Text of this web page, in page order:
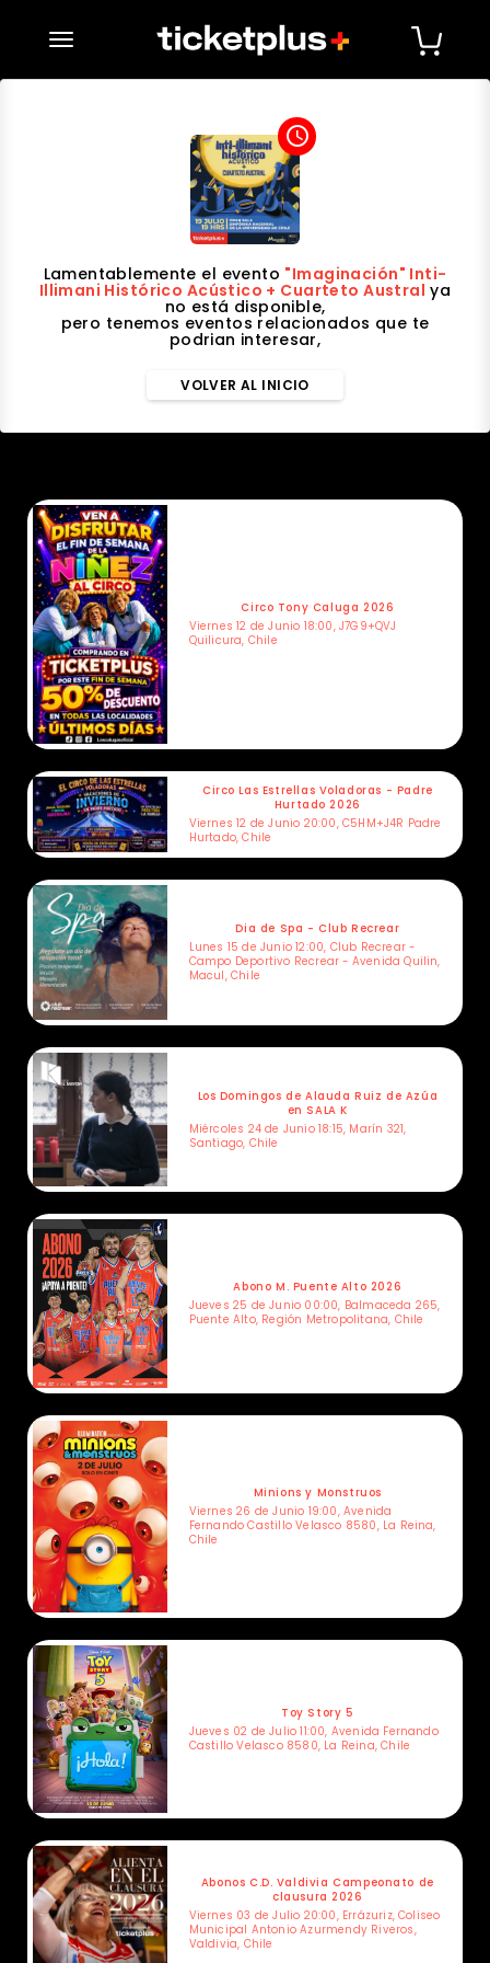
desplegar navegación
access_time
Lamentablemente el evento "Imaginación" Inti-
Illimani Histórico Acústico + Cuarteto Austral ya
no está disponible,
pero tenemos eventos relacionados que te
podrian interesar,
VOLVER AL INICIO
Circo Tony Caluga 2026
Viernes 12 de Junio 18:00, J7G9+QVJ
Quilicura, Chile
Circo Las Estrellas Voladoras - Padre
Hurtado 2026
Viernes 12 de Junio 20:00, C5HM+J4R Padre
Hurtado, Chile
Dia de Spa - Club Recrear
Lunes 15 de Junio 12:00, Club Recrear -
Campo Deportivo Recrear - Avenida Quilin,
Macul, Chile
Los Domingos de Alauda Ruiz de Azúa
en SALA K
Miércoles 24 de Junio 18:15, Marín 321,
Santiago, Chile
Abono M. Puente Alto 2026
Jueves 25 de Junio 00:00, Balmaceda 265,
Puente Alto, Región Metropolitana, Chile
Minions y Monstruos
Viernes 26 de Junio 19:00, Avenida
Fernando Castillo Velasco 8580, La Reina,
Chile
Toy Story 5
Jueves 02 de Julio 11:00, Avenida Fernando
Castillo Velasco 8580, La Reina, Chile
Abonos C.D. Valdivia Campeonato de
clausura 2026
Viernes 03 de Julio 20:00, Errázuriz, Coliseo
Municipal Antonio Azurmendy Riveros,
Valdivia, Chile